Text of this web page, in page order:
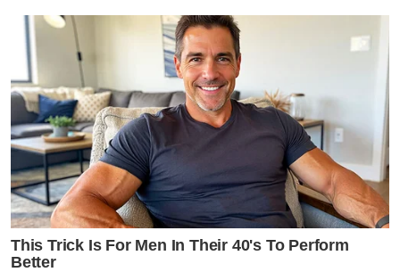
This Trick Is For Men In Their 40's To Perform
Better